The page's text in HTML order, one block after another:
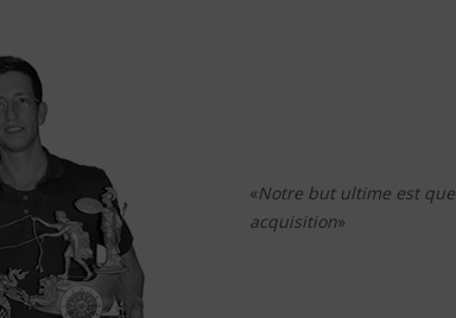
«Notre but ultime est
acquisition»